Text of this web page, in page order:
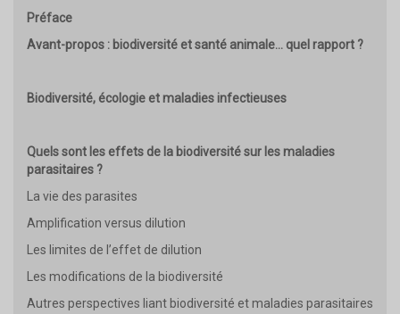
Préface
Avant-propos : biodiversité et santé animale… quel rapport ?
Biodiversité, écologie et maladies infectieuses
Quels sont les effets de la biodiversité sur les maladies
parasitaires ?
La vie des parasites
Amplification versus dilution
Les limites de l’effet de dilution
Les modifications de la biodiversité
Autres perspectives liant biodiversité et maladies parasitaires